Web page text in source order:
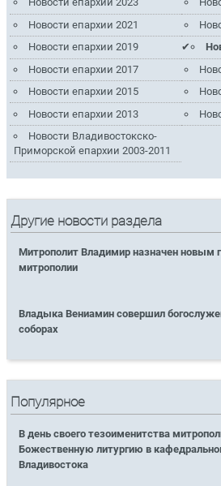
Новости епархии 2021
Новости епархии 2019
Новости епархии 2017
Новости епархии 2015
Новости епархии 2013
Новости Владивостокско-
Приморской епархии 2003-2011
Другие новости раздела
Митрополит Владимир назначен новым
митрополии
Владыка Вениамин совершил
соборах
Популярное
В день своего тезоименитства
Божественную литургию в
Владивостока